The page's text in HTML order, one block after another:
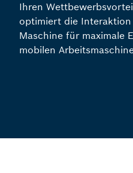
Ihren
optimiert die Interaktion
Maschine für maximale
mobilen